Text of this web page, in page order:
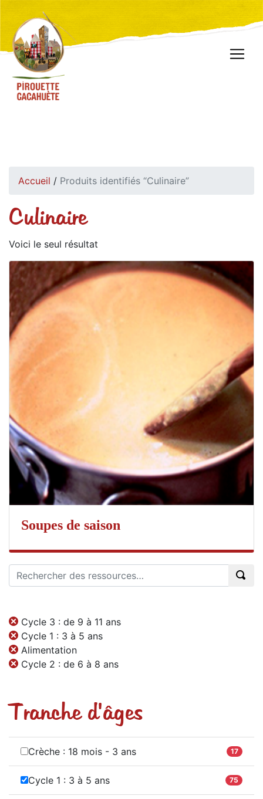
Accueil / Produits identifiés “Culinaire”
Culinaire
Voici le seul résultat
Soupes de saison
Cycle 3 : de 9 à 11 ans
Cycle 1 : 3 à 5 ans
Alimentation
Cycle 2 : de 6 à 8 ans
Tranche d'âges
Crèche : 18 mois - 3 ans 17
Cycle 1 : 3 à 5 ans 75